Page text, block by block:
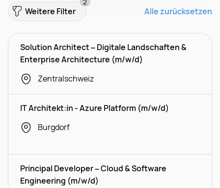
Weitere Filter Alle zurücksetzen
Solution Architect – Digitale Landschaften &
Enterprise Architecture (m/w/d)
Zentralschweiz
IT Architekt:in - Azure Platform (m/w/d)
Burgdorf
Principal Developer – Cloud & Software
Engineering (m/w/d)